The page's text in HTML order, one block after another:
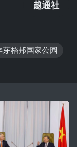
越通社
芽格邦国家公园